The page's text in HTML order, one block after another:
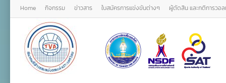
Home กิจกรรม ข่าวสาร ใบสมัครการแข่งขันต่างๆ ผู้ตัดสิน และกติการวอ